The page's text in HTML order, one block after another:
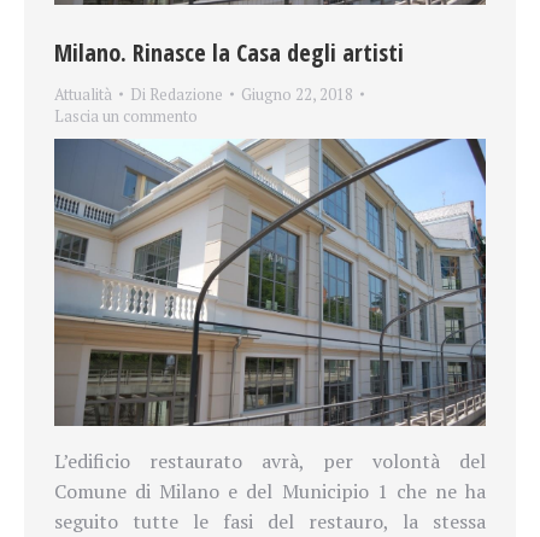
Milano. Rinasce la Casa degli artisti
Attualità Di Redazione
Giugno 22, 2018
Lascia un commento
L’edificio restaurato avrà, per volontà del
Comune di Milano e del Municipio 1 che ne ha
seguito tutte le fasi del restauro, la stessa